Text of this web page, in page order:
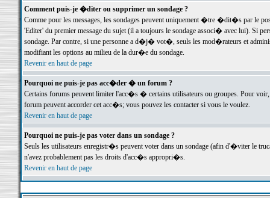
Comment puis-je �diter ou supprimer un sondage ?
Comme pour les messages, les sondages peuvent uniquement �tre �dit�s par le
'Editer' du premier message du sujet (il a toujours le sondage associ� avec lui). Si
sondage. Par contre, si une personne a d�j� vot�, seuls les mod�rateurs et
modifiant les options au milieu de la dur�e du sondage.
Revenir en haut de page
Pourquoi ne puis-je pas acc�der � un forum ?
Certains forums peuvent limiter l'acc�s � certains utilisateurs ou groupes. Pour
forum peuvent accorder cet acc�s; vous pouvez les contacter si vous le voulez.
Revenir en haut de page
Pourquoi ne puis-je pas voter dans un sondage ?
Seuls les utilisateurs enregistr�s peuvent voter dans un sondage (afin d'�viter le
n'avez probablement pas les droits d'acc�s appropri�s.
Revenir en haut de page